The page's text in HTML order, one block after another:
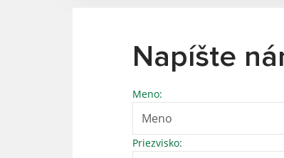
Napíšte
Meno:
Priezvisko: